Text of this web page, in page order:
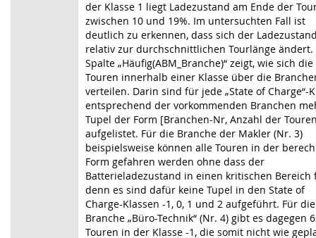
der Klasse 1 liegt Ladezustand am Ende der
zwischen 10 und 19%. Im untersuchten Fall ist
deutlich zu erkennen, dass sich der
relativ zur durchschnittlichen Tourlänge ändert.
Spalte „Häufig(ABM_Branche)“ zeigt, wie sich die
Touren innerhalb einer Klasse über die
verteilen. Darin sind für jede „State of Charge“-
entsprechend der vorkommenden Branchen
Tupel der Form [Branchen-Nr, Anzahl der
aufgelistet. Für die Branche der Makler (Nr. 3)
beispielsweise können alle Touren in der
Form gefahren werden ohne dass der
Batterieladezustand in einen kritischen Bereich
denn es sind dafür keine Tupel in den State of
Charge-Klassen -1, 0, 1 und 2 aufgeführt. Für die
Branche „Büro-Technik“ (Nr. 4) gibt es dagegen
Touren in der Klasse -1, die somit nicht wie